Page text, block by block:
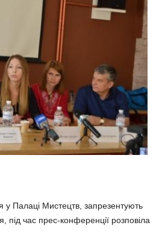
Палаці Мистецтв, запрезентують
під час прес-конференції розповіла